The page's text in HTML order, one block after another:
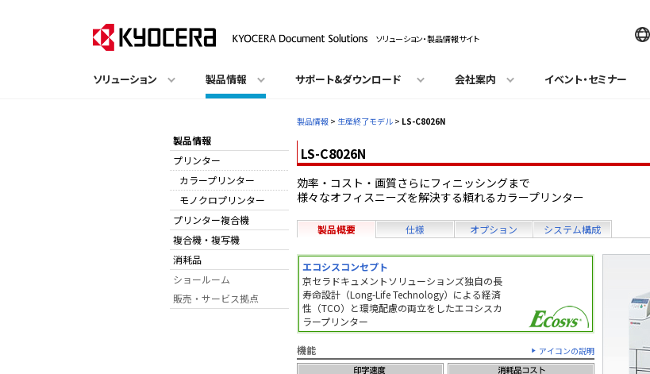
ソリューション・製品情報サイト
ソリューション 製品情報 サポート&ダウンロード 会社案内 イベント・セミナー
製品情報
プリンター
カラープリンター
モノクロプリンター
プリンター複合機
複合機・複写機
消耗品
ショールーム
販売・サービス拠点
製品情報> 生産終了モデル> LS-C8026N
LS-C8026N
効率・コスト・画質さらにフィニッシングまで
様々なオフィスニーズを解決する頼れるカラープリンター
製品概要 仕様 オプション システム構成
エコシスコンセプト
京セラドキュメントソリューションズ独自の長
寿命設計（Long-Life Technology）による経済
性（TCO）と環境配慮の両立をしたエコシスカ
ラープリンター
機能 アイコンの説明